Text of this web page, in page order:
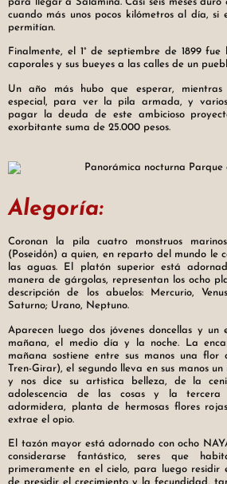
cuando más unos pocos kilómetros al día, si
permitían.
Finalmente, el 1° de septiembre de 1899
caporales y sus bueyes a las calles de un
Un año más hubo que esperar,
especial, para ver la pila armada, y
pagar la deuda de este ambicioso
exorbitante suma de 25.000 pesos.
Alegoría:
Coronan la pila cuatro monstruos
(Poseidón) a quien, en reparto del mundo le
las aguas. El platón superior está
manera de gárgolas, representan los ocho
descripción de los abuelos: Mercurio,
Saturno; Urano, Neptuno.
Aparecen luego dos jóvenes doncellas y un
mañana, el medio día y la noche. La
mañana sostiene entre sus manos una flor
Tren-Girar), el segundo lleva en sus manos
y nos dice su artistica belleza, de la
adolescencia de las cosas y la
adormidera, planta de hermosas flores
extrae el opio.
El tazón mayor está adornado con ocho
considerarse fantástico, seres que
primeramente en el cielo, para luego